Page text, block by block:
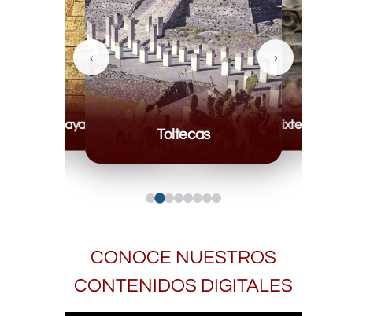
Mayas
Toltecas
Mixteca
‹ ›
CONOCE NUESTROS
CONTENIDOS DIGITALES